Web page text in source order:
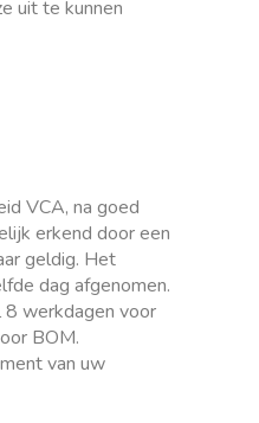
uit te kunnen
VCA, na goed
erkend door een
geldig. Het
dag afgenomen.
werkdagen voor
BOM.
van uw